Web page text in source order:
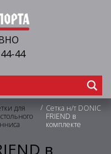
44
для
/ Сетка н/т DONIC
FRIEND в
комплекте
в